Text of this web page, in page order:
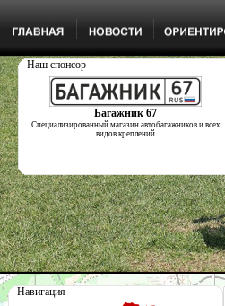
Наш спонсор
Багажник 67
Специализированный магазин автобагажников и всех
видов креплений
Навигация